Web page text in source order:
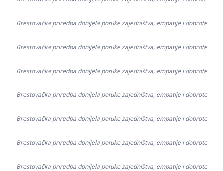
Brestovačka priredba donijela poruke zajedništva, empatije i dobrote
Brestovačka priredba donijela poruke zajedništva, empatije i dobrote
Brestovačka priredba donijela poruke zajedništva, empatije i dobrote
Brestovačka priredba donijela poruke zajedništva, empatije i dobrote
Brestovačka priredba donijela poruke zajedništva, empatije i dobrote
Brestovačka priredba donijela poruke zajedništva, empatije i dobrote
Brestovačka priredba donijela poruke zajedništva, empatije i dobrote